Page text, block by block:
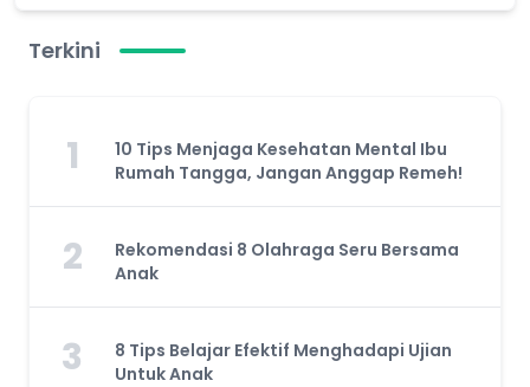
Terkini
1
10 Tips Menjaga Kesehatan Mental Ibu
Rumah Tangga, Jangan Anggap Remeh!
2
Rekomendasi 8 Olahraga Seru Bersama
Anak
3
8 Tips Belajar Efektif Menghadapi Ujian
Untuk Anak